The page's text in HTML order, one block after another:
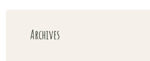
Archives